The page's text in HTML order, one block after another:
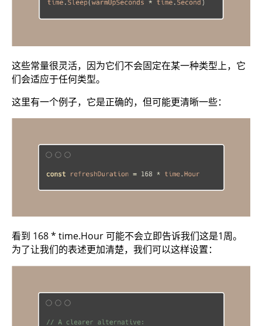
这些常量很灵活，因为它们不会固定在某一种类型上，它
们会适应于任何类型。
这里有一个例子，它是正确的，但可能更清晰一些：
看到 168 * time.Hour 可能不会立即告诉我们这是1周。
为了让我们的表述更加清楚，我们可以这样设置：